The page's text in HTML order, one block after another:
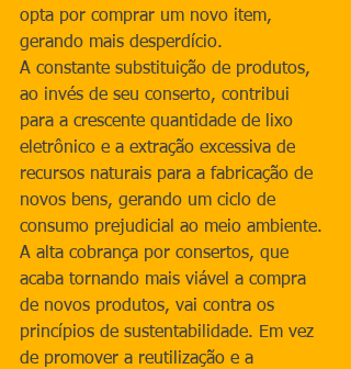
opta por comprar um novo item,
gerando mais desperdício.
A constante substituição de produtos,
ao invés de seu conserto, contribui
para a crescente quantidade de lixo
eletrônico e a extração excessiva de
recursos naturais para a fabricação de
novos bens, gerando um ciclo de
consumo prejudicial ao meio ambiente.
A alta cobrança por consertos, que
acaba tornando mais viável a compra
de novos produtos, vai contra os
princípios de sustentabilidade. Em vez
de promover a reutilização e a